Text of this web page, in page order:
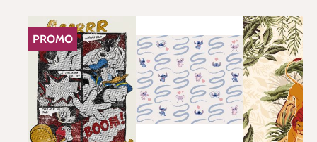
RÉDUCTION
PROMO